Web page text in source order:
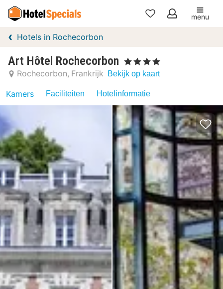
Mijn
menu
Hotels in Rochecorbon
Art Hôtel Rochecorbon , 4 Sterren
Rochecorbon Frankrijk Bekijk op kaart
Kamers Faciliteiten Hotelinformatie